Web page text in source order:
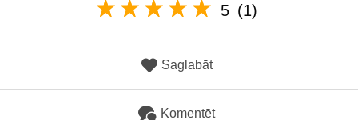
5 (1)
Saglabāt
Komentēt